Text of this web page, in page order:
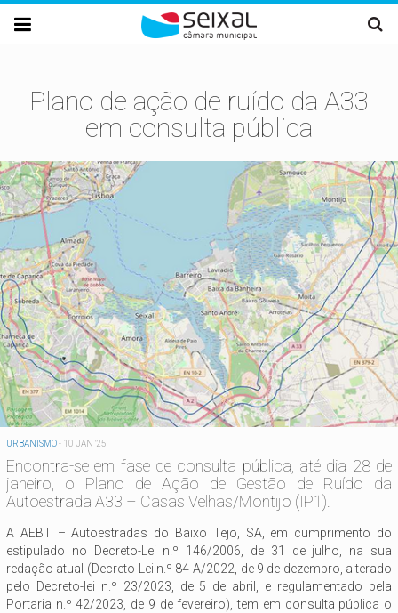
Passar para o conteúdo principal

Plano de ação de ruído da A33
em consulta pública
URBANISMO- 10 JAN '25
Encontra-se em fase de consulta pública, até dia 28 de
janeiro, o Plano de Ação de Gestão de Ruído da
Autoestrada A33 – Casas Velhas/Montijo (IP1).
A AEBT – Autoestradas do Baixo Tejo, SA, em cumprimento do
estipulado no Decreto-Lei n.º 146/2006, de 31 de julho, na sua
redação atual (Decreto-Lei n.º 84-A/2022, de 9 de dezembro, alterado
pelo Decreto-lei n.º 23/2023, de 5 de abril, e regulamentado pela
Portaria n.º 42/2023, de 9 de fevereiro), tem em consulta pública o